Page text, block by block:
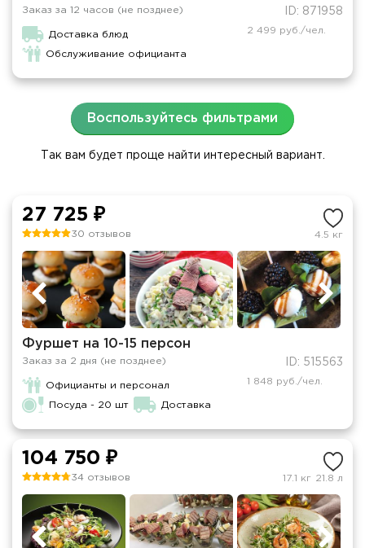
Заказ за 12 часов (не позднее) ID: 871958
Доставка блюд
Обслуживание официанта
2 499 руб./чел.
Воспользуйтесь фильтрами
Так вам будет проще найти интересный вариант.
27 725 ₽
30 отзывов 4.5 кг
Фуршет на 10-15 персон
Заказ за 2 дня (не позднее) ID: 515563
Официанты и персонал
Посуда - 20 шт Доставка
1 848 руб./чел.
104 750 ₽
34 отзывов 17.1 кг 21.8 л